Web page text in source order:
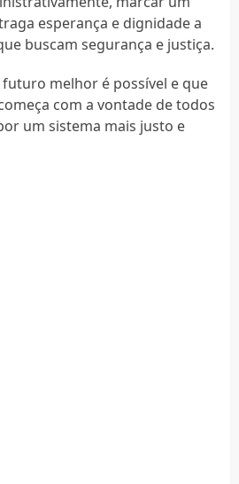
esperança e dignidade a
buscam segurança e justiça.
melhor é possível e que
com a vontade de todos
um sistema mais justo e